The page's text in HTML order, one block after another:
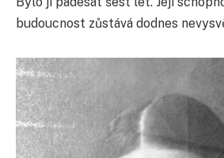
budoucnost zůstává dodnes